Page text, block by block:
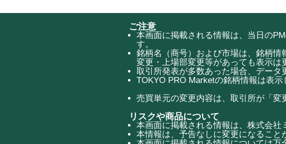
ご注意
本画面に掲載される情報は、当日の
す。
銘柄名（商号）および市場は、銘柄
変更・上場部変更等があっても表示は
取引所発表が多数あった場合、データ
TOKYO PRO Marketの銘柄情報は表示
売買単元の変更内容は、取引所が「変
リスクや商品について
本画面に掲載される情報は、株式会社
本情報は、予告なしに変更になること